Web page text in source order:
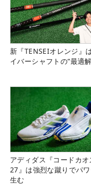
新『TENSEIオレンジ』
イバーシャフトの“最適
アディダス『コードカオ
27』は強烈な蹴りでパ
生む